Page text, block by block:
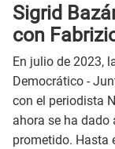
Sigrid
con
En julio de 2023,
Democrático -
con el periodista
ahora se ha dado
prometido. Hasta